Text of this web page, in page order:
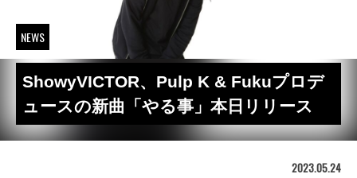
NEWS
ShowyVICTOR、Pulp K & Fukuプロデ
ュースの新曲「やる事」本日リリース
2023.05.24